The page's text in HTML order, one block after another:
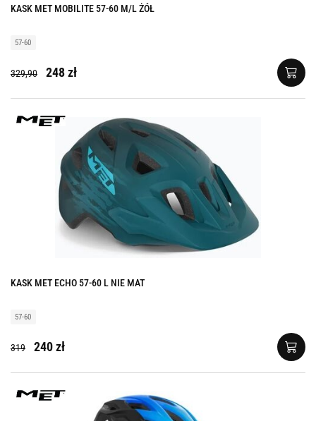
KASK MET MOBILITE 57-60 M/L ŻÓŁ
57-60
329,90 248 zł
KASK MET ECHO 57-60 L NIE MAT
57-60
319 240 zł